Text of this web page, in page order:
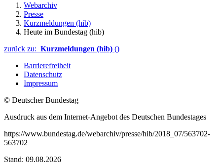
Webarchiv
Presse
Kurzmeldungen (hib)
Heute im Bundestag (hib)
zurück zu: Kurzmeldungen (hib) ()
Barrierefreiheit
Datenschutz
Impressum
© Deutscher Bundestag
Ausdruck aus dem Internet-Angebot des Deutschen Bundestages
https://www.bundestag.de/webarchiv/presse/hib/2018_07/563702-
563702
Stand: 09.08.2026